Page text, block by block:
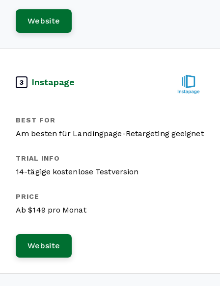
Website
3 Instapage
Am besten für Landingpage-Retargeting geeignet
14-tägige kostenlose Testversion
Ab $149 pro Monat
Website